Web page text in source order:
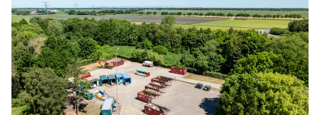
Afval aanmelden
Bouwcontainer huren
Ons verhaal
Nieuws
Ontdek Omrin